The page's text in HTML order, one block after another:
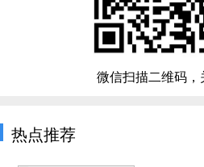
微信扫描二维码，
热点推荐